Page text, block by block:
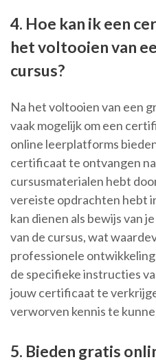
4. Hoe kan ik een
het voltooien van
cursus?
Na het voltooien van een
vaak mogelijk om een
online leerplatforms
certificaat te ontvangen
cursusmaterialen hebt
vereiste opdrachten hebt
kan dienen als bewijs van
van de cursus, wat
professionele
de specifieke instructies
jouw certificaat te
verworven kennis te
5. Bieden gratis